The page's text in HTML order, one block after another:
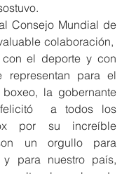
Consejo Mundial de
colaboración,
con el deporte y con
representan para el
la gobernante
a todos los
por su increíble
un orgullo para
y para nuestro país,